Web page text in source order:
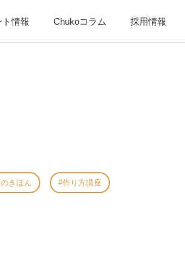
ト情報 Chukoコラム 採用情報
きほん 作り方講座